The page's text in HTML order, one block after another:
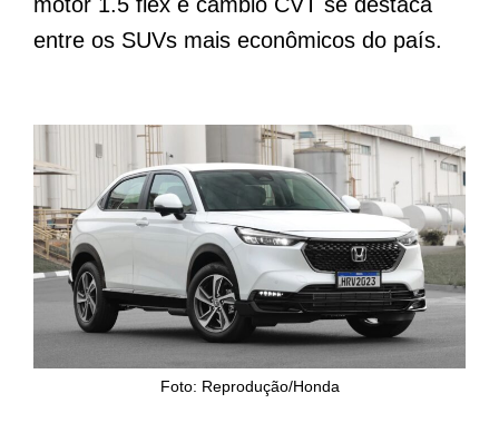
motor 1.5 flex e câmbio CVT se destaca
entre os SUVs mais econômicos do país.
Foto: Reprodução/Honda